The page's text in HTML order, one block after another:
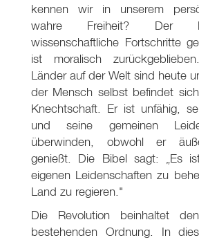
kennen wir in unserem
wahre Freiheit? Der
wissenschaftliche Fortschritte
ist moralisch
Länder auf der Welt sind heute
der Mensch selbst befindet
Knechtschaft. Er ist unfähig,
und seine gemeinen
überwinden, obwohl er
genießt. Die Bibel sagt: „Es
eigenen Leidenschaften zu
Land zu regieren."
Die Revolution beinhaltet
bestehenden Ordnung. In